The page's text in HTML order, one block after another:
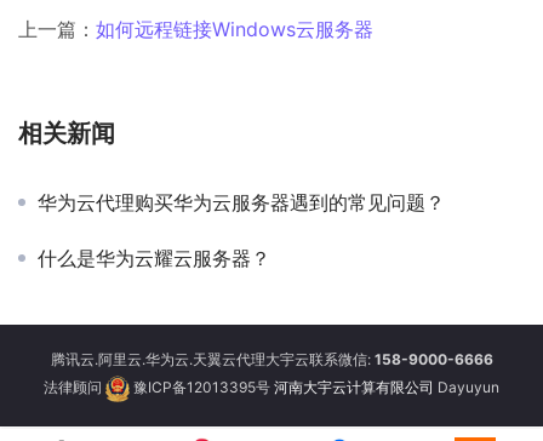
上一篇： 如何远程链接Windows云服务器
相关新闻
华为云代理购买华为云服务器遇到的常见问题？
什么是华为云耀云服务器？
腾讯云.阿里云.华为云.天翼云代理大宇云联系微信: 158-9000-6666
法律顾问
豫ICP备12013395号 河南大宇云计算有限公司 Dayuyun